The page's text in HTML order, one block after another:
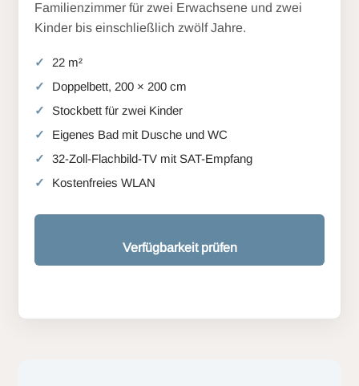
Familienzimmer für zwei Erwachsene und zwei
Kinder bis einschließlich zwölf Jahre.
22 m²
Doppelbett, 200 × 200 cm
Stockbett für zwei Kinder
Eigenes Bad mit Dusche und WC
32-Zoll-Flachbild-TV mit SAT-Empfang
Kostenfreies WLAN
Verfügbarkeit prüfen